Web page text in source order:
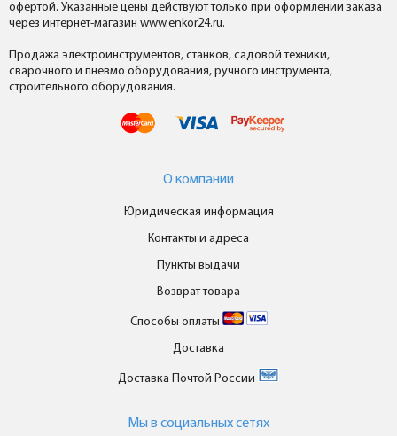
офертой. Указанные цены действуют только при оформлении заказа
через интернет-магазин www.enkor24.ru.
Продажа электроинструментов, станков, садовой техники,
сварочного и пневмо оборудования, ручного инструмента,
строительного оборудования.
О компании
Юридическая информация
Контакты и адреса
Пункты выдачи
Возврат товара
Способы оплаты
Доставка
Доставка Почтой России
Мы в cоциальных сетях